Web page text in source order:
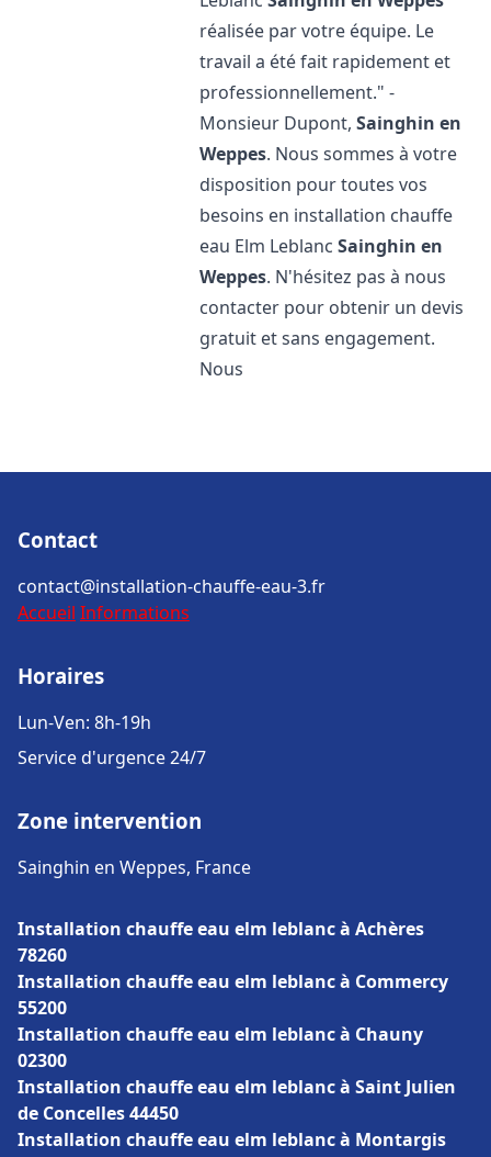
réalisée par votre équipe. Le
travail a été fait rapidement et
professionnellement." -
Monsieur Dupont,Sainghin en
Weppes. Nous sommes à votre
disposition pour toutes vos
besoins en installation chauffe
eau Elm LeblancSainghin en
Weppes. N'hésitez pas à nous
contacter pour obtenir un devis
gratuit et sans engagement.
Nous
Contact
contact@installation-chauffe-eau-3.fr
Accueil Informations
Horaires
Lun-Ven: 8h-19h
Service d'urgence 24/7
Zone intervention
Sainghin en Weppes, France
Installation chauffe eau elm leblanc à Achères
78260
Installation chauffe eau elm leblanc à Commercy
55200
Installation chauffe eau elm leblanc à Chauny
02300
Installation chauffe eau elm leblanc à Saint Julien
de Concelles 44450
Installation chauffe eau elm leblanc à Montargis